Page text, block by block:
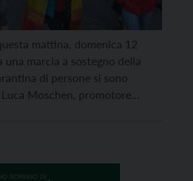
mattina, domenica 12
marcia a sostegno della
di persone si sono
Moschen, promotore
sentirsi […]